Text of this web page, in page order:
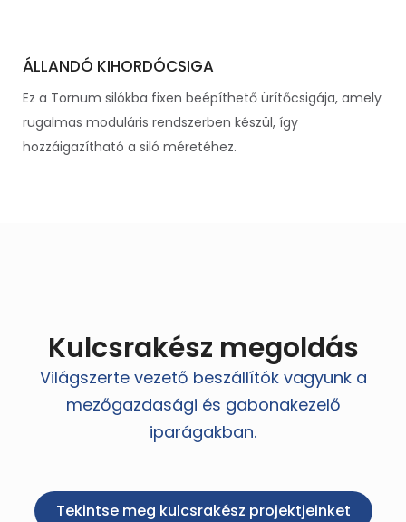
ÁLLANDÓ KIHORDÓCSIGA
Ez a Tornum silókba fixen beépíthető ürítőcsigája, amely
rugalmas moduláris rendszerben készül, így
hozzáigazítható a siló méretéhez.
Kulcsrakész megoldás
Világszerte vezető beszállítók vagyunk a
mezőgazdasági és gabonakezelő
iparágakban.
Tekintse meg kulcsrakész projektjeinket